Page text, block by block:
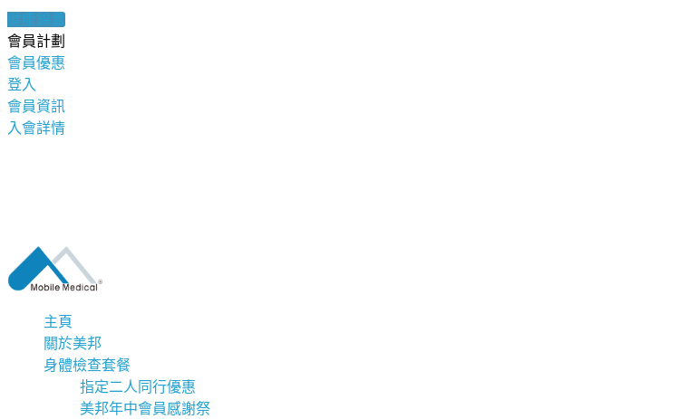
健康錦囊
會員計劃
會員優惠
登入
會員資訊
入會詳情
主頁
關於美邦
身體檢查套餐
指定二人同行優惠
美邦年中會員感謝祭